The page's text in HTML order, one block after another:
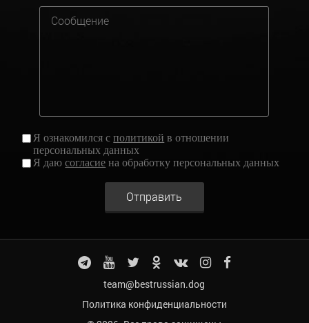
Я ознакомился сполитикой в отношении
персональных данных
Я даюсогласие на обработку персональных данных
Отправить
team@bestrussian.dog
Политика конфиденциальности